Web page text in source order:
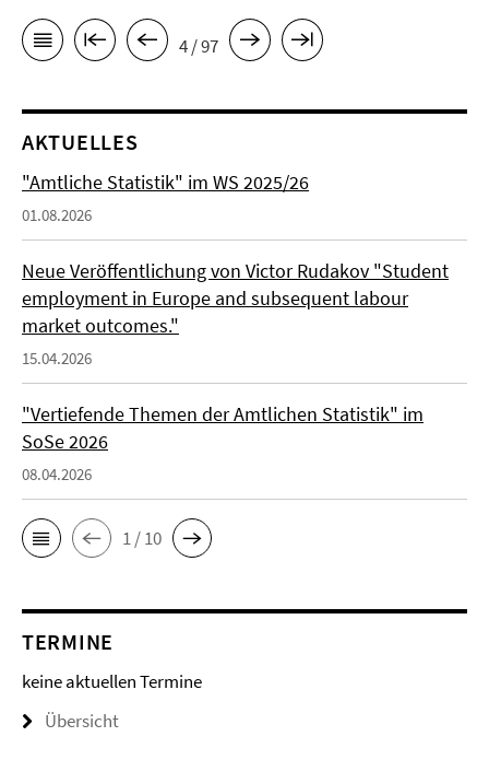
4 / 97
AKTUELLES
"Amtliche Statistik" im WS 2025/26
01.08.2026
Neue Veröffentlichung von Victor Rudakov "Student
employment in Europe and subsequent labour
market outcomes."
15.04.2026
"Vertiefende Themen der Amtlichen Statistik" im
SoSe 2026
08.04.2026
1 / 10
TERMINE
keine aktuellen Termine
Übersicht